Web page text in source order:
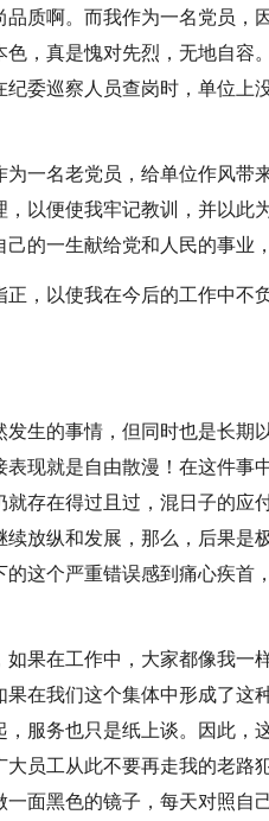
质啊。而我作为一名党员，
，真是愧对先烈，无地自容
委巡察人员查岗时，单位上
一名老党员，给单位作风带
以便使我牢记教训，并以此
的一生献给党和人民的事业
，以使我在今后的工作中不
生的事情，但同时也是长期
现就是自由散漫！在这件事
存在得过且过，混日子的应
放纵和发展，那么，后果是
这个严重错误感到痛心疾首
果在工作中，大家都像我一
在我们这个集体中形成了这
服务也只是纸上谈。因此，
员工从此不要再走我的老路
面黑色的镜子，每天对照自